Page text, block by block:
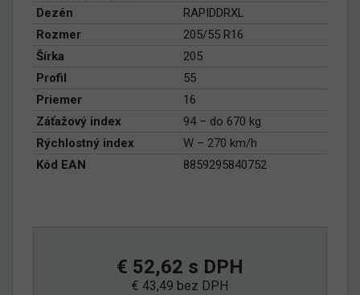
Dezén
RAPIDDRXL
Rozmer
205/55 R16
Šírka
205
Profil
55
Priemer
16
Záťažový index
94 – do 670 kg
Rýchlostný index
W – 270 km/h
Kód EAN
8859295840752
€ 52,62 s DPH
€ 43,49 bez DPH